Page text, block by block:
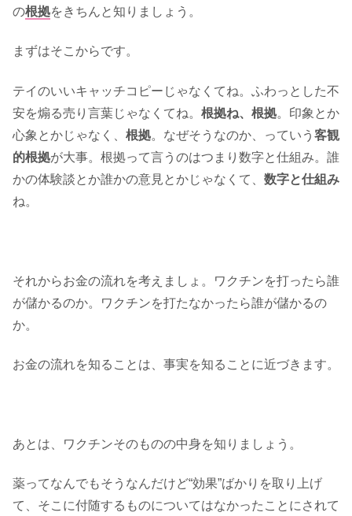
の根拠をきちんと知りましょう。
まずはそこからです。
テイのいいキャッチコピーじゃなくてね。ふわっとした不
安を煽る売り言葉じゃなくてね。 根拠ね、根拠。印象とか
心象とかじゃなく、 根拠。なぜそうなのか、っていう 客観
的根拠が大事。根拠って言うのはつまり数字と仕組み。誰
かの体験談とか誰かの意見とかじゃなくて、 数字と仕組み
ね。
それからお金の流れを考えましょ。ワクチンを打ったら誰
が儲かるのか。ワクチンを打たなかったら誰が儲かるの
か。
お金の流れを知ることは、事実を知ることに近づきます。
あとは、ワクチンそのものの中身を知りましょう。
薬ってなんでもそうなんだけど“効果”ばかりを取り上げ
て、そこに付随するものについてはなかったことにされて